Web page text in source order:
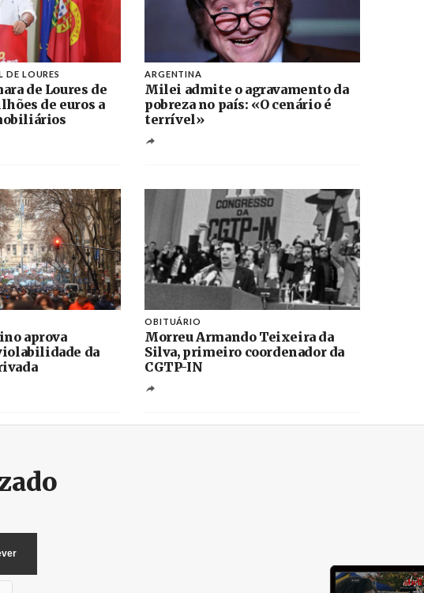
DE LOURES
de Loures de
de euros a
ARGENTINA
Milei admite o agravamento da
pobreza no país: «O cenário é
terrível»
aprova
da
OBITUÁRIO
Morreu Armando Teixeira da
Silva, primeiro coordenador da
CGTP-IN